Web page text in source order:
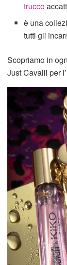
trucco
è una
tutti gli
Scopriamo in
Just Cavalli per